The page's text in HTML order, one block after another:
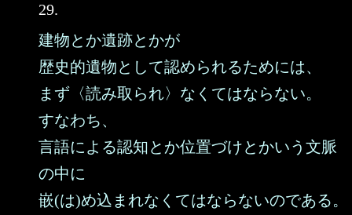
29.
建物とか遺跡とかが
歴史的遺物として認められるためには、
まず〈読み取られ〉なくてはならない。
すなわち、
言語による認知とか位置づけとかいう文脈
の中に
嵌(は)め込まれなくてはならないのである。